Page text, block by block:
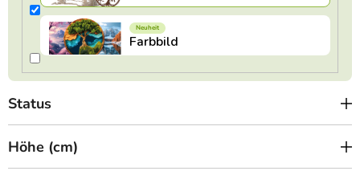
Status
Höhe (cm)